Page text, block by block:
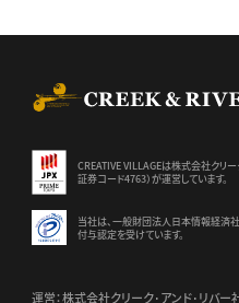
CREATIVE VILLAGEは株式会社クリ
証券コード4763）が運営しています。
当社は、一般財団法人日本情報経済社
付与認定を受けています。
運営：株式会社クリーク･アンド･リバー